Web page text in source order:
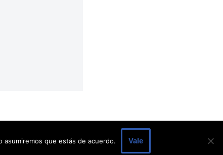
asumiremos que estás de acuerdo. Vale